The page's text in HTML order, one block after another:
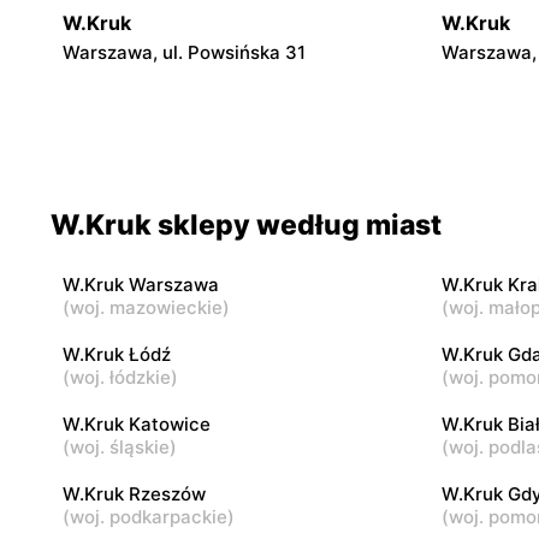
W.Kruk
Warszawa, ul. Powsińska 31
W.Kruk
W.Kruk
Piaseczno, ul. Puławska 42E
W.Kruk
62
W.Kruk
W.Kruk sklepy według miast
W.Kruk Warszawa
(woj. mazowieckie)
W.Kruk
(woj.
W.Kruk Łódź
(woj. łódzkie)
W.Kruk
(woj.
W.Kruk Katowice
(woj. śląskie)
W.Kruk
(woj.
W.Kruk Rzeszów
(woj. podkarpackie)
W.Kruk
(woj.